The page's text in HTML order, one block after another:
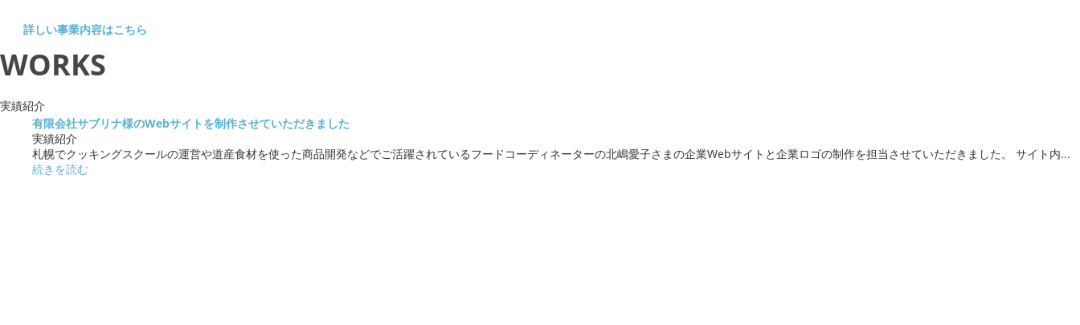
詳しい事業内容はこちら
WORKS
実績紹介
有限会社サブリナ様のWebサイトを制作させていただきました
実績紹介
札幌でクッキングスクールの運営や道産食材を使った商品開発などでご活躍されているフードコーディネーターの北嶋愛子さまの企業Webサイトと企業ロゴの制作を担当させていただきました。 サイト内...
続きを読む